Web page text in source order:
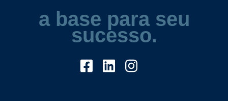
a base para seu
sucesso.